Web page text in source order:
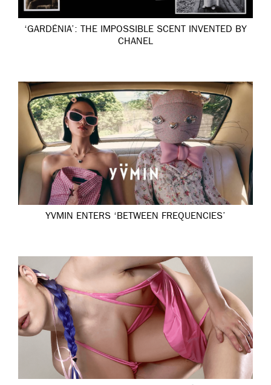
‘GARDÉNIA’: THE IMPOSSIBLE SCENT INVENTED BY
CHANEL
YVMIN ENTERS ‘BETWEEN FREQUENCIES’